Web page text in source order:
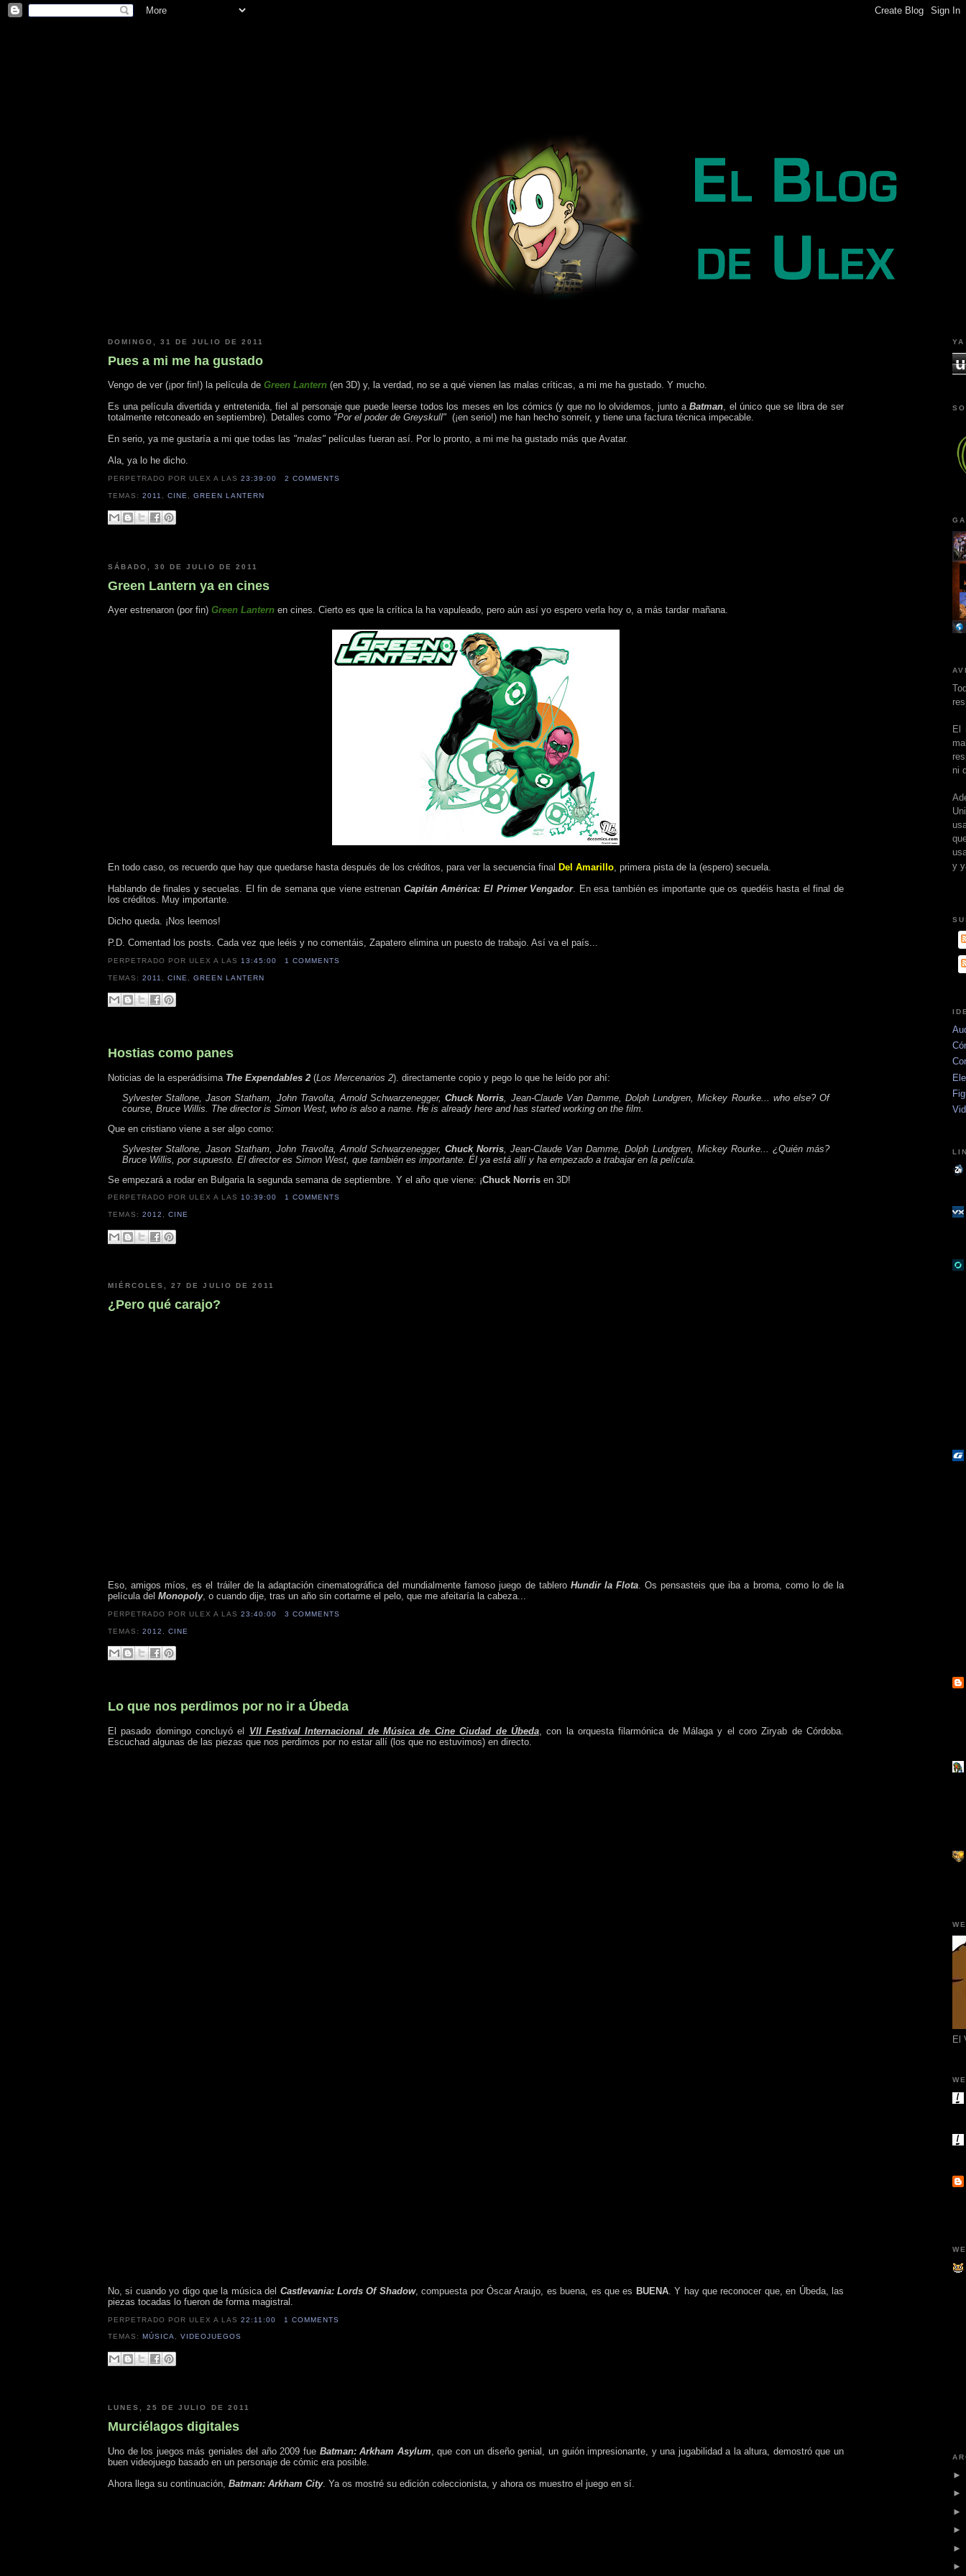
DOMINGO, 31 DE JULIO DE 2011
Pues a mi me ha gustado
Vengo de ver (¡por fin!) la película de Green Lantern (en 3D) y, la verdad, no se a qué vienen las malas críticas, a mi me ha gustado. Y mucho.
Es una película divertida y entretenida, fiel al personaje que puede leerse todos los meses en los cómics (y que no lo olvidemos, junto aBatman, el único que se libra de ser
totalmente retconeado en septiembre). Detalles como "Por el poder de Greyskull" (¡en serio!) me han hecho sonreír, y tiene una factura técnica impecable.
En serio, ya me gustaría a mi que todas las "malas" películas fueran así. Por lo pronto, a mi me ha gustado más que Avatar.
Ala, ya lo he dicho.
PERPETRADO POR ULEXA LAS23:39:00 2 COMMENTS
TEMAS:2011 ,CINE ,GREEN LANTERN
SÁBADO, 30 DE JULIO DE 2011
Green Lantern ya en cines
Ayer estrenaron (por fin) Green Lantern en cines. Cierto es que la crítica la ha vapuleado, pero aún así yo espero verla hoy o, a más tardar mañana.
En todo caso, os recuerdo que hay que quedarse hasta después de los créditos, para ver la secuencia final Del Amarillo, primera pista de la (espero) secuela.
Hablando de finales y secuelas. El fin de semana que viene estrenan Capitán América: El Primer Vengador. En esa también es importante que os quedéis hasta el final de
los créditos. Muy importante.
Dicho queda. ¡Nos leemos!
P.D. Comentad los posts. Cada vez que leéis y no comentáis, Zapatero elimina un puesto de trabajo. Así va el país...
PERPETRADO POR ULEXA LAS 13:45:00 1 COMMENTS
TEMAS:2011 ,CINE ,GREEN LANTERN
Hostias como panes
Noticias de la esperádisima The Expendables 2 (Los Mercenarios 2). directamente copio y pego lo que he leído por ahí:
Sylvester Stallone, Jason Statham, John Travolta, Arnold Schwarzenegger,Chuck Norris , Jean-Claude Van Damme, Dolph Lundgren, Mickey Rourke... who else? Of
course, Bruce Willis. The director is Simon West, who is also a name. He is already here and has started working on the film.
Que en cristiano viene a ser algo como:
Sylvester Stallone, Jason Statham, John Travolta, Arnold Schwarzenegger, Chuck Norris , Jean-Claude Van Damme, Dolph Lundgren, Mickey Rourke... ¿Quién más?
Bruce Willis, por supuesto. El director es Simon West, que también es importante. Él ya está allí y ha empezado a trabajar en la película.
Se empezará a rodar en Bulgaria la segunda semana de septiembre. Y el año que viene: ¡Chuck Norris en 3D!
PERPETRADO POR ULEXA LAS10:39:00 1 COMMENTS
TEMAS:2012 ,CINE
MIÉRCOLES, 27 DE JULIO DE 2011
¿Pero qué carajo?
Eso, amigos míos, es el tráiler de la adaptación cinematográfica del mundialmente famoso juego de tablero Hundir la Flota. Os pensasteis que iba a broma, como lo de la
película del Monopoly, o cuando dije, tras un año sin cortarme el pelo, que me afeitaría la cabeza...
PERPETRADO POR ULEXA LAS23:40:00 3 COMMENTS
TEMAS:2012 ,CINE
Lo que nos perdimos por no ir a Úbeda
El pasado domingo concluyó el VII Festival Internacional de Música de Cine Ciudad de Úbeda, con la orquesta filarmónica de Málaga y el coro Ziryab de Córdoba.
Escuchad algunas de las piezas que nos perdimos por no estar allí (los que no estuvimos) en directo.
No, si cuando yo digo que la música del Castlevania: Lords Of Shadow, compuesta por Óscar Araujo, es buena, es que es BUENA. Y hay que reconocer que, en Úbeda, las
piezas tocadas lo fueron de forma magistral.
PERPETRADO POR ULEXA LAS22:11:00 1 COMMENTS
TEMAS:MÚSICA ,VIDEOJUEGOS
LUNES, 25 DE JULIO DE 2011
Murciélagos digitales
Uno de los juegos más geniales del año 2009 fue Batman: Arkham Asylum , que con un diseño genial, un guión impresionante, y una jugabilidad a la altura, demostró que un
buen videojuego basado en un personaje de cómic era posible.
Ahora llega su continuación, Batman: Arkham City. Ya os mostré su edición coleccionista, y ahora os muestro el juego en sí.
u
El
ni
y
El